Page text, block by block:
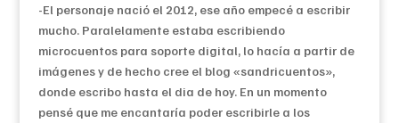
-El personaje nació el 2012, ese año empecé a escribir
mucho. Paralelamente estaba escribiendo
microcuentos para soporte digital, lo hacía a partir de
imágenes y de hecho cree el blog «sandricuentos»,
donde escribo hasta el dia de hoy. En un momento
pensé que me encantaría poder escribirle a los